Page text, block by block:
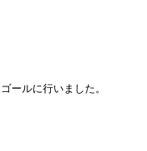
ールに行いました。